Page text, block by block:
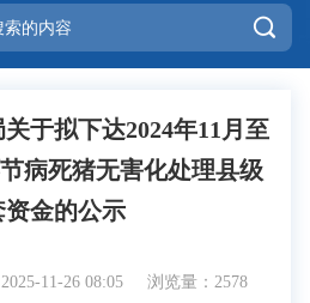

于拟下达2024年11月至
病死猪无害化处理县级
资金的公示
11-26 08:05 浏览量：2578